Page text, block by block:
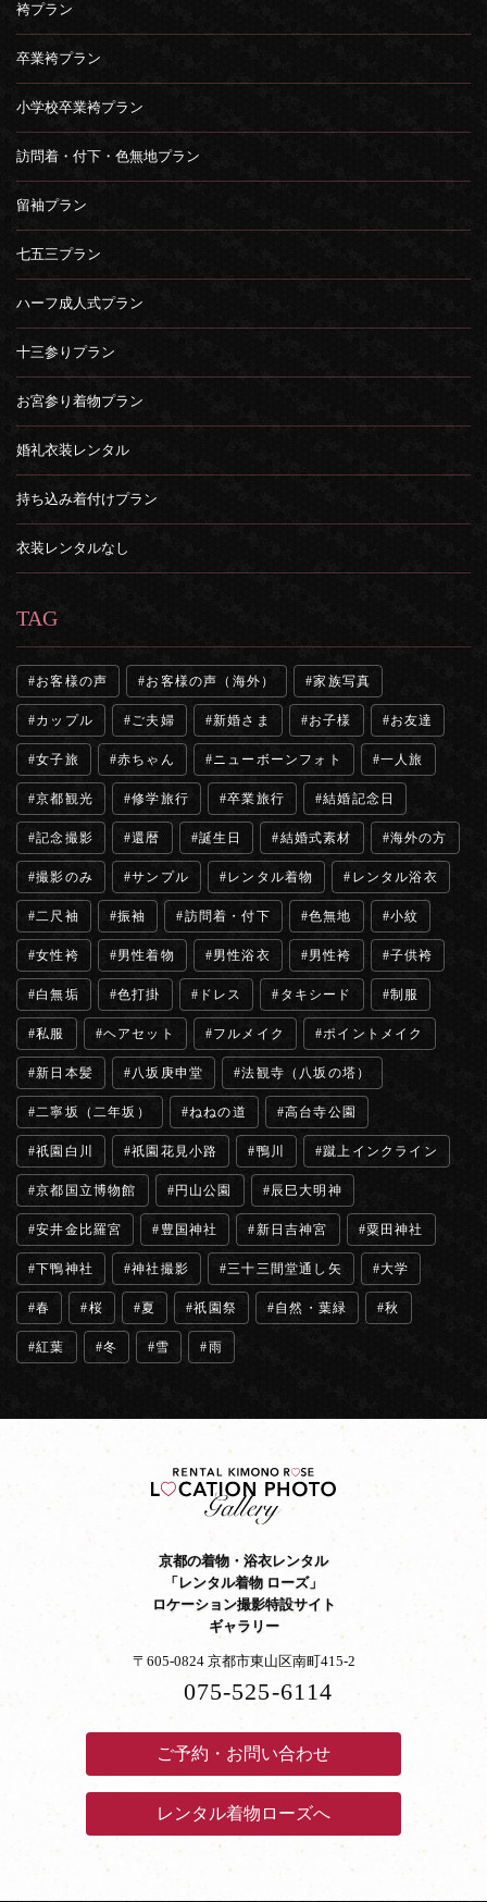
袴プラン
卒業袴プラン
小学校卒業袴プラン
訪問着・付下・色無地プラン
留袖プラン
七五三プラン
ハーフ成人式プラン
十三参りプラン
お宮参り着物プラン
婚礼衣装レンタル
持ち込み着付けプラン
衣装レンタルなし
TAG
お客様の声 お客様の声（海外） 家族写真
カップル ご夫婦 新婚さま お子様 お友達
女子旅 赤ちゃん ニューボーンフォト 一人旅
京都観光 修学旅行 卒業旅行 結婚記念日
記念撮影 還暦 誕生日 結婚式素材 海外の方
撮影のみ サンプル レンタル着物 レンタル浴衣
二尺袖 振袖 訪問着・付下 色無地 小紋
女性袴 男性着物 男性浴衣 男性袴 子供袴
白無垢 色打掛 ドレス タキシード 制服
私服 ヘアセット フルメイク ポイントメイク
新日本髪 八坂庚申堂 法観寺（八坂の塔）
二寧坂（二年坂） ねねの道 高台寺公園
祇園白川 祇園花見小路 鴨川 蹴上インクライン
京都国立博物館 円山公園 辰巳大明神
安井金比羅宮 豊国神社 新日吉神宮 粟田神社
下鴨神社 神社撮影 三十三間堂通し矢 大学
春 桜 夏 祇園祭 自然・葉緑 秋
紅葉 冬 雪 雨
京都の着物・浴衣レンタル
「レンタル着物 ローズ」
ロケーション撮影特設サイト
ギャラリー
〒605-0824 京都市東山区南町415-2
075-525-6114
ご予約・お問い合わせ
レンタル着物ローズへ